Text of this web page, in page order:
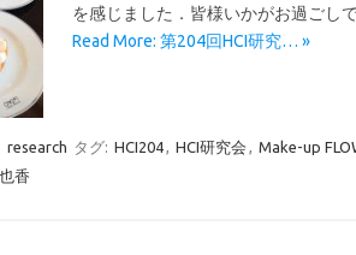
を感じました．皆様いかがお過ごし
Read More: 第204回HCI研究… »
research タグ: HCI204, HCI研究会 , Make-up
香